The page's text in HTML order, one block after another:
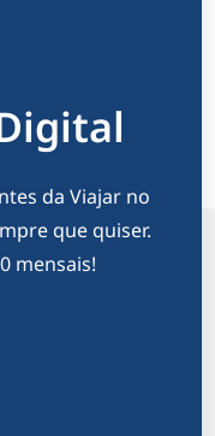
da Viajar no
que quiser.
mensais!